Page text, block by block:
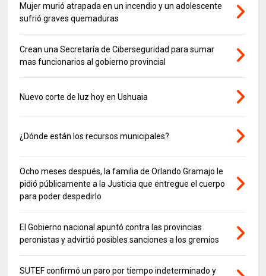
Mujer murió atrapada en un incendio y un adolescente
sufrió graves quemaduras
Crean una Secretaría de Ciberseguridad para sumar
mas funcionarios al gobierno provincial
Nuevo corte de luz hoy en Ushuaia
¿Dónde están los recursos municipales?
Ocho meses después, la familia de Orlando Gramajo le
pidió públicamente a la Justicia que entregue el cuerpo
para poder despedirlo
El Gobierno nacional apuntó contra las provincias
peronistas y advirtió posibles sanciones a los gremios
SUTEF confirmó un paro por tiempo indeterminado y